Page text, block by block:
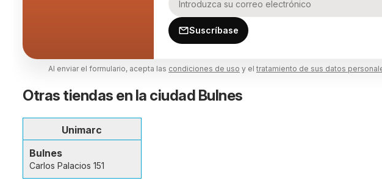
Suscríbase
Al enviar el formulario, acepta las condiciones de uso y el tratamiento de sus datos
Otras tiendas en la ciudad Bulnes
Unimarc
Bulnes
Carlos Palacios 151